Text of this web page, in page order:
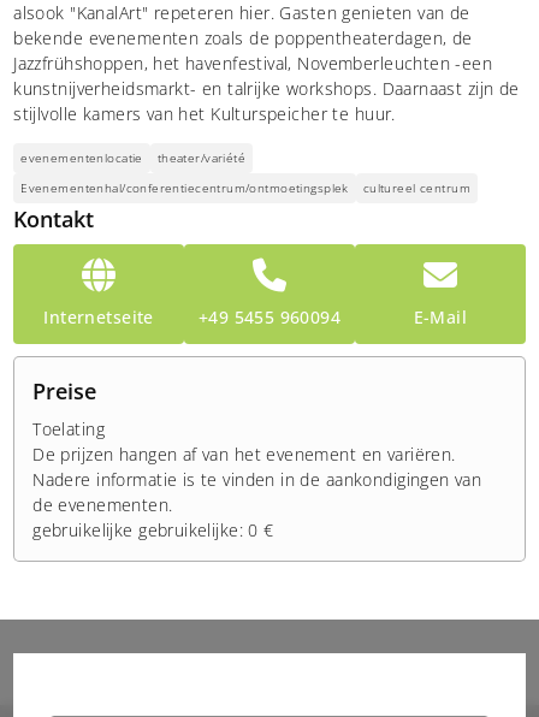
alsook "KanalArt" repeteren hier. Gasten genieten van de
bekende evenementen zoals de poppentheaterdagen, de
Jazzfrühshoppen, het havenfestival, Novemberleuchten -een
kunstnijverheidsmarkt- en talrijke workshops. Daarnaast zijn de
stijlvolle kamers van het Kulturspeicher te huur.
evenementenlocatie
theater/variété
Evenementenhal/conferentiecentrum/ontmoetingsplek
cultureel centrum
Kontakt
Internetseite +49 5455 960094 E-Mail
Preise
Toelating
De prijzen hangen af van het evenement en variëren.
Nadere informatie is te vinden in de aankondigingen van
de evenementen.
gebruikelijke gebruikelijke: 0 €